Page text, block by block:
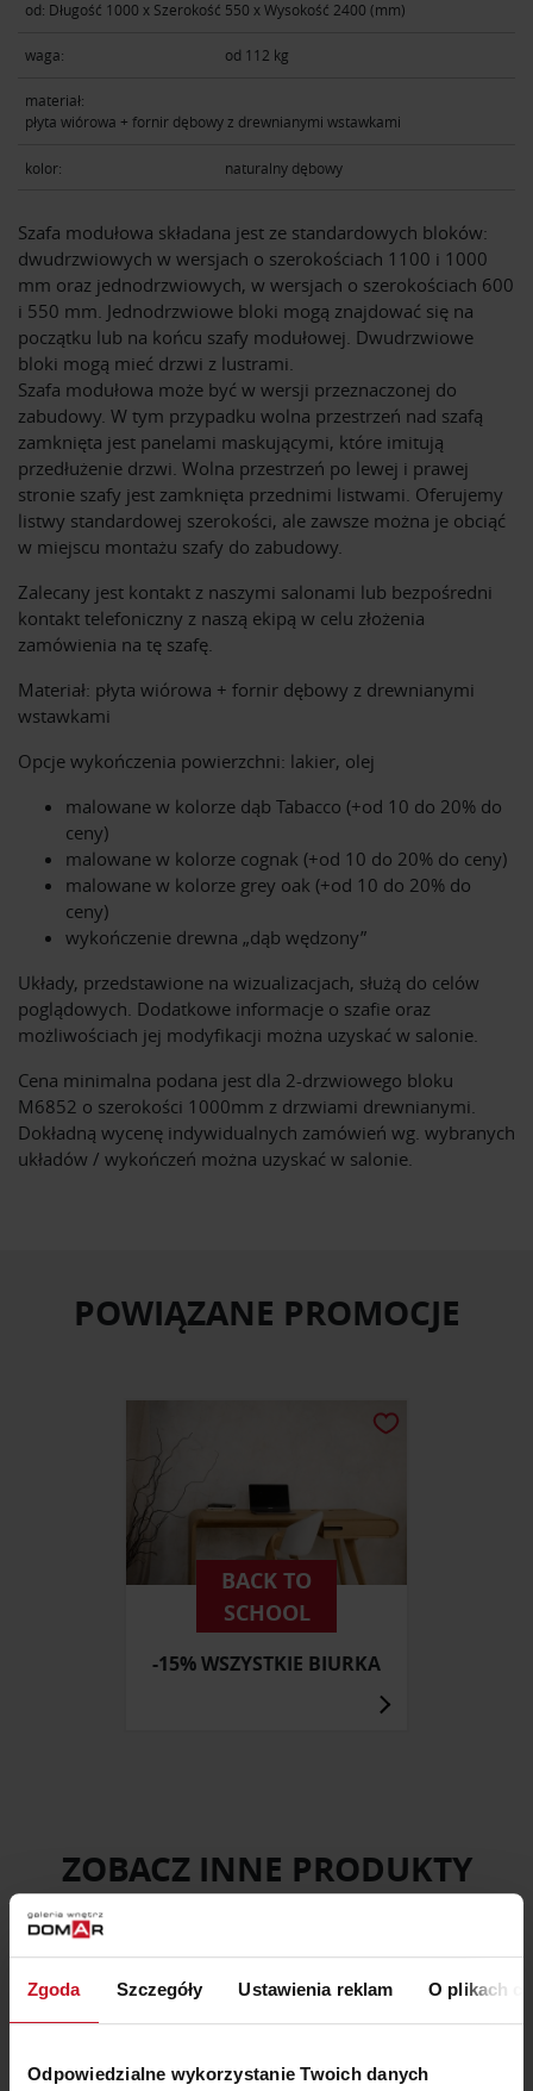
Zgoda Szczegóły Ustawienia reklam O plikach
Odpowiedzialne wykorzystanie Twoich danych
od: Długość 1000 х Szerokość 550 х Wysokość 2400 (mm)
waga: od 112 kg
materiał:
płyta wiórowa + fornir dębowy z drewnianymi wstawkami
kolor: naturalny dębowy
Szafa modułowa składana jest ze standardowych bloków:
dwudrzwiowych w wersjach o szerokościach 1100 i 1000
mm oraz jednodrzwiowych, w wersjach o szerokościach 600
i 550 mm. Jednodrzwiowe bloki mogą znajdować się na
początku lub na końcu szafy modułowej. Dwudrzwiowe
bloki mogą mieć drzwi z lustrami.
Szafa modułowa może być w wersji przeznaczonej do
zabudowy. W tym przypadku wolna przestrzeń nad szafą
zamknięta jest panelami maskującymi, które imitują
przedłużenie drzwi. Wolna przestrzeń po lewej i prawej
stronie szafy jest zamknięta przednimi listwami. Oferujemy
listwy standardowej szerokości, ale zawsze można je obciąć
w miejscu montażu szafy do zabudowy.
Zalecany jest kontakt z naszymi salonami lub bezpośredni
kontakt telefoniczny z naszą ekipą w celu złożenia
zamówienia na tę szafę.
Materiał: płyta wiórowa + fornir dębowy z drewnianymi
wstawkami
Opcje wykończenia powierzchni: lakier, olej
malowane w kolorze dąb Tabacco (+od 10 do 20% do
ceny)
malowane w kolorze cognak (+od 10 do 20% do ceny)
malowane w kolorze grey oak (+od 10 do 20% do
ceny)
wykończenie drewna „dąb wędzony”
Układy, przedstawione na wizualizacjach, służą do celów
poglądowych. Dodatkowe informacje o szafie oraz
możliwościach jej modyfikacji można uzyskać w salonie.
Cena minimalna podana jest dla 2-drzwiowego bloku
M6852 o szerokości 1000mm z drzwiami drewnianymi.
Dokładną wycenę indywidualnych zamówień wg. wybranych
układów / wykończeń można uzyskać w salonie.
POWIĄZANE PROMOCJE
BACK TO
SCHOOL
-15% WSZYSTKIE BIURKA
ZOBACZ INNE PRODUKTY
W KATEGORII: MEBLE, SZAFY I GARDEROBY